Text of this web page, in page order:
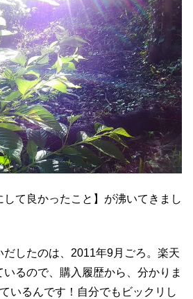
て良かったこと】が沸いてきまし
したのは、2011年9月ごろ。楽天
るので、購入履歴から、分かりま
いるんです！自分でもビックリし